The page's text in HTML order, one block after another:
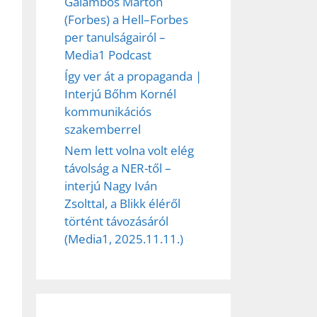
(Forbes) a Hell–Forbes
per tanulságairól –
Media1 Podcast
Így ver át a propaganda |
Interjú Bőhm Kornél
kommunikációs
szakemberrel
Nem lett volna volt elég
távolság a NER-től –
interjú Nagy Iván
Zsolttal, a Blikk éléről
történt távozásáról
(Media1, 2025.11.11.)